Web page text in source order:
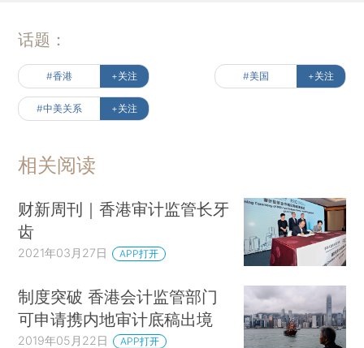
话题：
#香港 +关注 #美国 +关注
#中美关系 +关注
相关阅读
财新周刊｜香港审计监管长牙
齿
2021年03月27日 APP打开
制度突破 香港会计监管部门
可申请携内地审计底稿出境
2019年05月22日 APP打开